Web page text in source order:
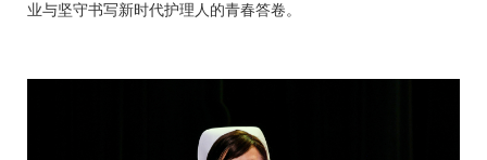
业与坚守书写新时代护理人的青春答卷。